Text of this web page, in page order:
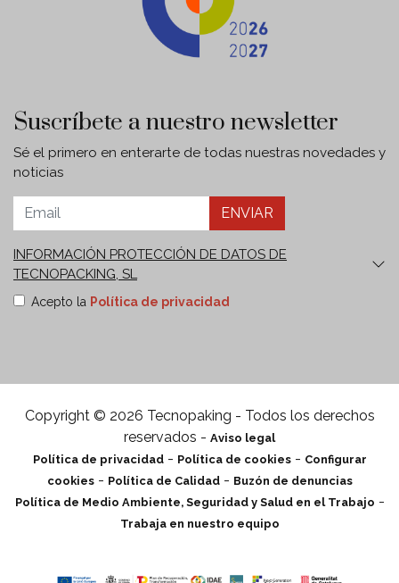
Suscríbete a nuestro newsletter
Sé el primero en enterarte de todas nuestras novedades y
noticias
ENVIAR
INFORMACIÓN PROTECCIÓN DE DATOS DE
TECNOPACKING, SL
Finalidades:
Envío de nuestro boletín comercial y de
comunicaciones informativas y publicitarias sobre
limitación y portabilidad de sus datos en
tecnopacking@delegado-datos.com
.
Política de privacidad
Acepto la Política de privacidad
Copyright © 2026 Tecnopaking - Todos los derechos
reservados - Aviso legal
Política de privacidad- Política de cookies- Configurar
cookies- Política de Calidad- Buzón de denuncias
Política de Medio Ambiente, Seguridad y Salud en el Trabajo -
Trabaja en nuestro equipo